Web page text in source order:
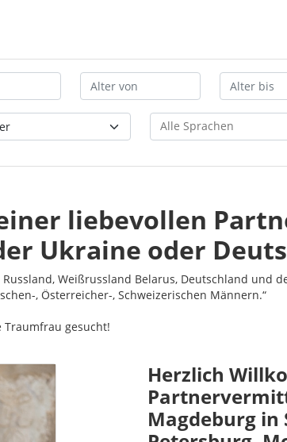
liebevollen
Ukraine oder
Weißrussland Belarus, Deutschland und
, Österreicher-, Schweizerischen Männern.“
Traumfrau gesucht!
Herzlich
Magdeburg in